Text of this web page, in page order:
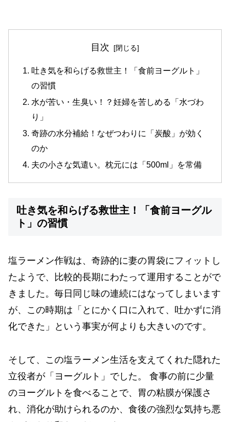
目次
吐き気を和らげる救世主！「食前ヨーグルト」
の習慣
水が苦い・生臭い！？妊婦を苦しめる「水づわ
り」
奇跡の水分補給！なぜつわりに「炭酸」が効く
のか
夫の小さな気遣い。枕元には「500ml」を常備
吐き気を和らげる救世主！「食前ヨーグル
ト」の習慣
塩ラーメン作戦は、奇跡的に妻の胃袋にフィットし
たようで、比較的長期にわたって運用することがで
きました。毎日同じ味の連続にはなってしまいます
が、この時期は「とにかく口に入れて、吐かずに消
化できた」という事実が何よりも大きいのです。
そして、この塩ラーメン生活を支えてくれた隠れた
立役者が「ヨーグルト」でした。 食事の前に少量
のヨーグルトを食べることで、胃の粘膜が保護さ
れ、消化が助けられるのか、食後の強烈な気持ち悪